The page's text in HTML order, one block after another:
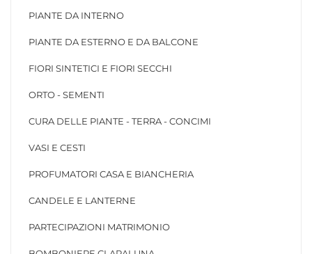
PIANTE DA INTERNO
PIANTE DA ESTERNO E DA BALCONE
FIORI SINTETICI E FIORI SECCHI
ORTO - SEMENTI
CURA DELLE PIANTE - TERRA - CONCIMI
VASI E CESTI
PROFUMATORI CASA E BIANCHERIA
CANDELE E LANTERNE
PARTECIPAZIONI MATRIMONIO